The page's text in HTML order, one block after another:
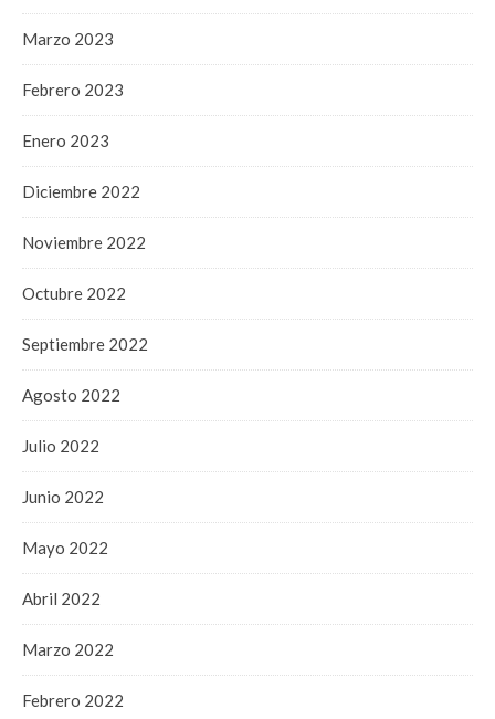
Marzo 2023
Febrero 2023
Enero 2023
Diciembre 2022
Noviembre 2022
Octubre 2022
Septiembre 2022
Agosto 2022
Julio 2022
Junio 2022
Mayo 2022
Abril 2022
Marzo 2022
Febrero 2022